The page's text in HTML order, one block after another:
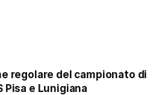
regolare del campionato di
Pisa e Lunigiana